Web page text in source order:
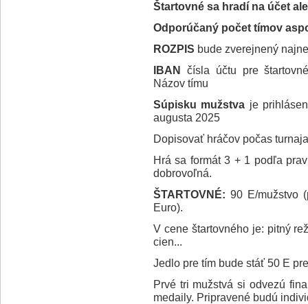
Štartovné sa hradí na účet
Odporúčaný počet tímov
ROZPIS bude zverejnený
IBAN
čísla účtu pre
Názov tímu
Súpisku mužstva je
augusta 2025
Dopisovať hráčov počas
Hrá sa formát 3 + 1 podľa
dobrovoľná.
ŠTARTOVNÉ: 90 E/mužstvo
Euro).
V cene štartovného je: pitný
cien...
Jedlo pre tím bude stáť 50 E
Prvé tri mužstvá si odvezú
medaily. Pripravené budú